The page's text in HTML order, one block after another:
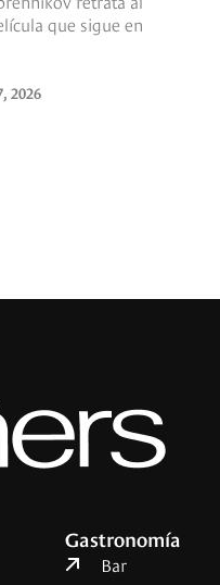
que sigue en
2026
Gastronomía
Bar